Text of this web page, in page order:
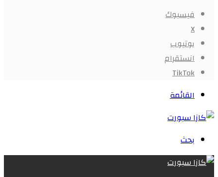
فيسبوك
X
يوتيوب
انستقرام
‫TikTok
القائمة
بحث